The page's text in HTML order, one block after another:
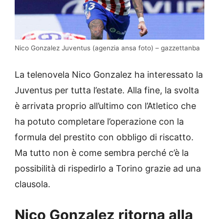
Nico Gonzalez Juventus (agenzia ansa foto) – gazzettanba
La telenovela Nico Gonzalez ha interessato la
Juventus per tutta l’estate. Alla fine, la svolta
è arrivata proprio all’ultimo con l’Atletico che
ha potuto completare l’operazione con la
formula del prestito con obbligo di riscatto.
Ma tutto non è come sembra perché c’è la
possibilità di rispedirlo a Torino grazie ad una
clausola.
Nico Gonzalez ritorna alla